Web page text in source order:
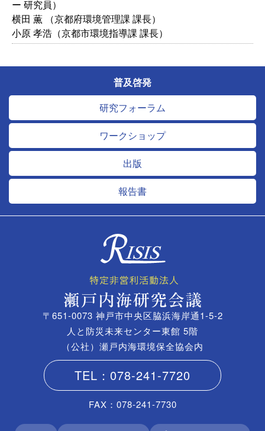
ー 研究員）
横田 薫 （京都府環境管理課 課長）
小原 孝浩（京都市環境指導課 課長）
普及啓発
研究フォーラム
ワークショップ
出版
報告書
〒651-0073 神戸市中央区脇浜海岸通1-5-2
人と防災未来センター東館 5階
（公社）瀬戸内海環境保全協会内
TEL：078-241-7720
FAX：078-241-7730